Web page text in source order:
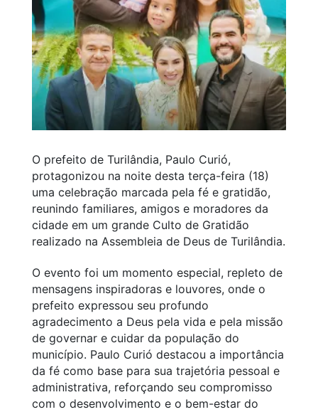
O prefeito de Turilândia, Paulo Curió,
protagonizou na noite desta terça-feira (18)
uma celebração marcada pela fé e gratidão,
reunindo familiares, amigos e moradores da
cidade em um grande Culto de Gratidão
realizado na Assembleia de Deus de Turilândia.
O evento foi um momento especial, repleto de
mensagens inspiradoras e louvores, onde o
prefeito expressou seu profundo
agradecimento a Deus pela vida e pela missão
de governar e cuidar da população do
município. Paulo Curió destacou a importância
da fé como base para sua trajetória pessoal e
administrativa, reforçando seu compromisso
com o desenvolvimento e o bem-estar do